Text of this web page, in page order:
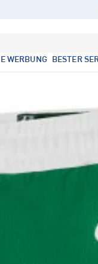
WERBUNG BESTER